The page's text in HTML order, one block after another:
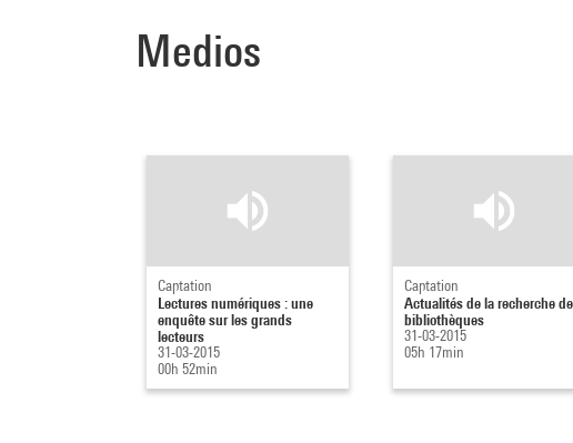
Medios
Captation
Lectures numériques : une
enquête sur les grands
lecteurs
31-03-2015
00h 52min
Captation
Actualités de la recherche
bibliothèques
31-03-2015
05h 17min